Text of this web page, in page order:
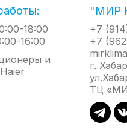
предназначены для
размещения.
позволяет
как в левую, так и в
от необходимости.
оборудования
представлены три
18:00
16:00
"МИР
+7
+7
г.
ТЦ